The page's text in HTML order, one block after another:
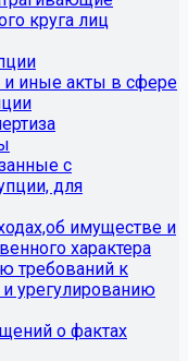
круга лиц
иные акты в сфере
с
для
имуществе и
характера
требований к
урегулированию
о фактах